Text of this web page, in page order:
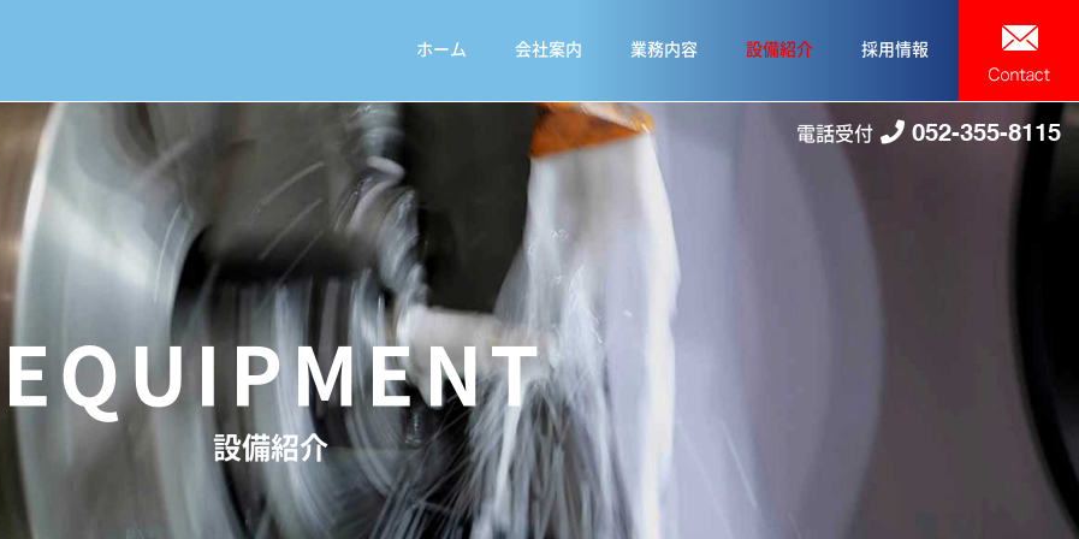
ホーム 会社案内 業務内容 設備紹介 採用情報
電話受付 052-355-8115
EQUIPMENT
設備紹介